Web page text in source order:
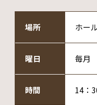
場所 ホー
曜日 毎月
時間 14：